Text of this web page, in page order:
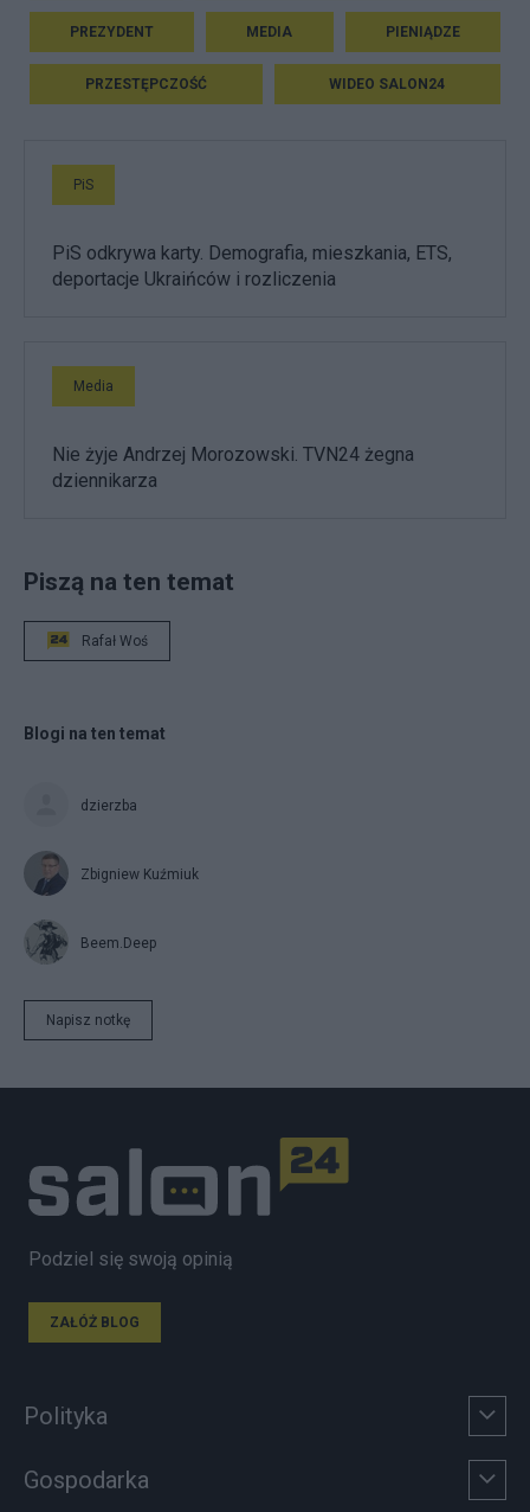
PREZYDENT MEDIA PIENIĄDZE
PRZESTĘPCZOŚĆ WIDEO SALON24
PiS
PiS odkrywa karty. Demografia, mieszkania, ETS,
deportacje Ukraińców i rozliczenia
Media
Nie żyje Andrzej Morozowski. TVN24 żegna
dziennikarza
Piszą na ten temat
Rafał Woś
Blogi na ten temat
dzierzba
Zbigniew Kuźmiuk
Beem.Deep
Napisz notkę
Podziel się swoją opinią
ZAŁÓŻ BLOG
Polityka
Gospodarka